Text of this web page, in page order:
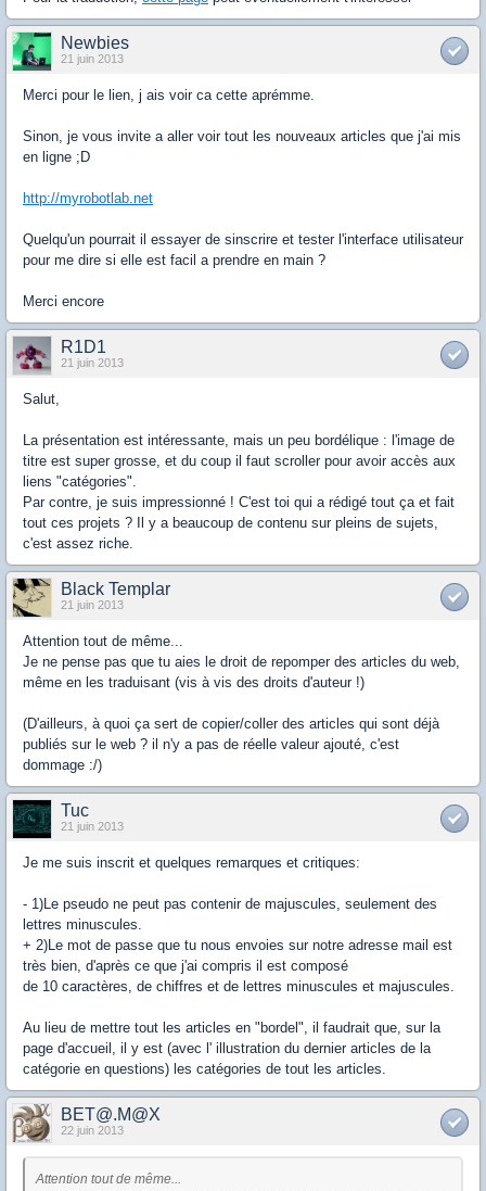
Newbies
21 juin 2013
Merci pour le lien, j ais voir ca cette aprémme.
Sinon, je vous invite a aller voir tout les nouveaux articles que j'ai mis
en ligne ;D
http://myrobotlab.net
Quelqu'un pourrait il essayer de sinscrire et tester l'interface utilisateur
pour me dire si elle est facil a prendre en main ?
Merci encore
R1D1
21 juin 2013
Salut,
La présentation est intéressante, mais un peu bordélique : l'image de
titre est super grosse, et du coup il faut scroller pour avoir accès aux
liens "catégories".
Par contre, je suis impressionné ! C'est toi qui a rédigé tout ça et fait
tout ces projets ? Il y a beaucoup de contenu sur pleins de sujets,
c'est assez riche.
Black Templar
21 juin 2013
Attention tout de même...
Je ne pense pas que tu aies le droit de repomper des articles du web,
même en les traduisant (vis à vis des droits d'auteur !)
(D'ailleurs, à quoi ça sert de copier/coller des articles qui sont déjà
publiés sur le web ? il n'y a pas de réelle valeur ajouté, c'est
dommage :/)
Tuc
21 juin 2013
Je me suis inscrit et quelques remarques et critiques:
- 1)Le pseudo ne peut pas contenir de majuscules, seulement des
lettres minuscules.
+ 2)Le mot de passe que tu nous envoies sur notre adresse mail est
très bien, d'après ce que j'ai compris il est composé
de 10 caractères, de chiffres et de lettres minuscules et majuscules.
Au lieu de mettre tout les articles en "bordel", il faudrait que, sur la
page d'accueil, il y est (avec l' illustration du dernier articles de la
catégorie en questions) les catégories de tout les articles.
BET@.M@X
22 juin 2013
Attention tout de même...